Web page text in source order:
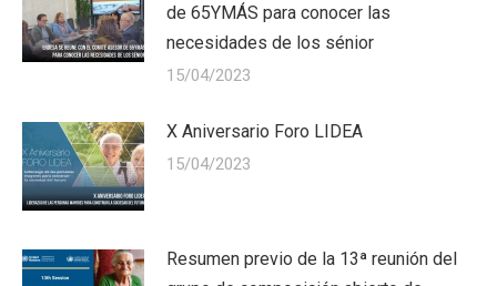
de 65YMÁS para conocer las
necesidades de los sénior
15/04/2023
X Aniversario Foro LIDEA
15/04/2023
Resumen previo de la 13ª reunión del